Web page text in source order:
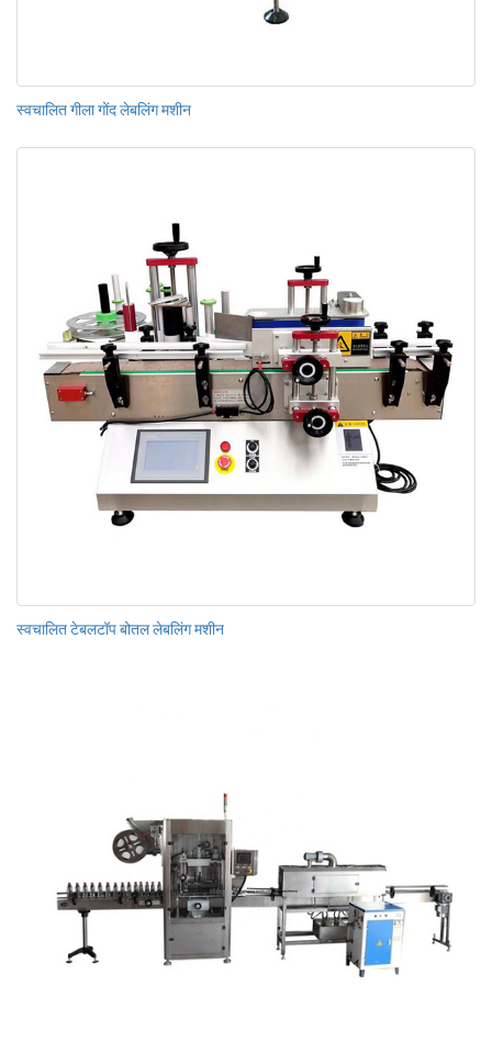
स्वचालित गीला गोंद लेबलिंग मशीन
स्वचालित टेबलटॉप बोतल लेबलिंग मशीन